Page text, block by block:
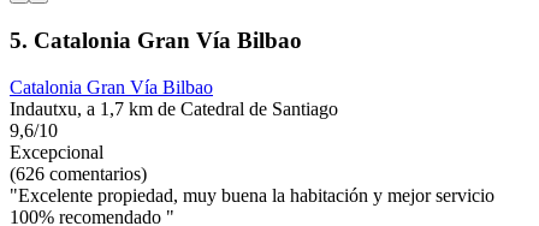
5. Catalonia Gran Vía Bilbao
Catalonia Gran Vía Bilbao
Indautxu, a 1,7 km de Catedral de Santiago
9,6/10
Excepcional
(626 comentarios)
"Excelente propiedad, muy buena la habitación y mejor servicio
100% recomendado "